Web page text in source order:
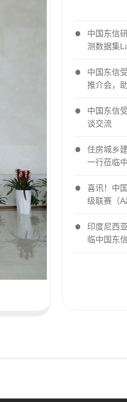
中国东信
测数据集
中国东信
推介会，
中国东信
谈交流
住房城乡
一行莅临
喜讯！中
级联赛（A
印度尼西
临中国东